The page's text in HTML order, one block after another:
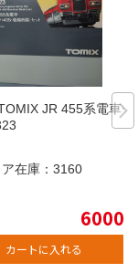
JR 455系電車セ
在庫： 3160
6000
カートに入れる